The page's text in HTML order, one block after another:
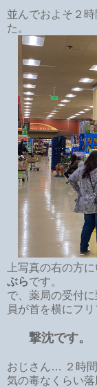
並んでおよそ２
た。
上写真の右の方
ぶらです。
で、薬局の受付
員が首を横にフ
撃沈です。
おじさん… ２時
気の毒なくらい落